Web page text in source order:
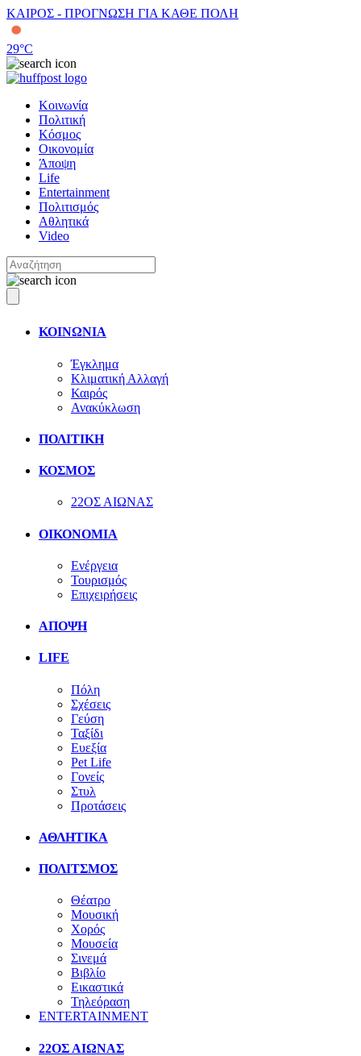
ΚΑΙΡΟΣ - ΠΡΟΓΝΩΣΗ ΓΙΑ ΚΑΘΕ ΠΟΛΗ
29°C
Κοινωνία
Πολιτική
Κόσμος
Οικονομία
Άποψη
Life
Entertainment
Πολιτισμός
Αθλητικά
Video
ΚΟΙΝΩΝΙΑ
Έγκλημα
Κλιματική Αλλαγή
Καιρός
Ανακύκλωση
ΠΟΛΙΤΙΚΗ
ΚΟΣΜΟΣ
22ΟΣ ΑΙΩΝΑΣ
ΟΙΚΟΝΟΜΙΑ
Ενέργεια
Τουρισμός
Επιχειρήσεις
ΑΠΟΨΗ
LIFE
Πόλη
Σχέσεις
Γεύση
Ταξίδι
Ευεξία
Pet Life
Γονείς
Στυλ
Προτάσεις
ΑΘΛΗΤΙΚΑ
ΠΟΛΙΤΣΜΟΣ
Θέατρο
Μουσική
Χορός
Μουσεία
Σινεμά
Βιβλίο
Εικαστικά
Τηλεόραση
ENTERTAINMENT
22ΟΣ ΑΙΩΝΑΣ